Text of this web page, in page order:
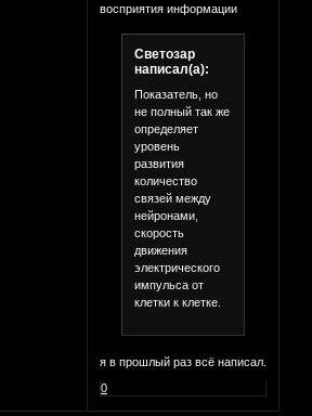
восприятия информации
Светозар
написал(а):
Показатель, но
не полный так же
определяет
уровень
развития
количество
связей между
нейронами,
скорость
движения
электрического
импульса от
клетки к клетке.
я в прошлый раз всё написал.
0